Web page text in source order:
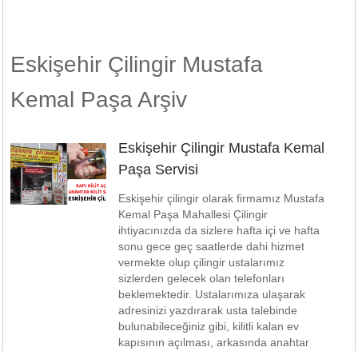
Eskişehir Çilingir Mustafa
Kemal Paşa Arşiv
Eskişehir Çilingir Mustafa Kemal
Paşa Servisi
Eskişehir çilingir olarak firmamız Mustafa
Kemal Paşa Mahallesi Çilingir
ihtiyacınızda da sizlere hafta içi ve hafta
sonu gece geç saatlerde dahi hizmet
vermekte olup çilingir ustalarımız
sizlerden gelecek olan telefonları
beklemektedir. Ustalarımıza ulaşarak
adresinizi yazdırarak usta talebinde
bulunabileceğiniz gibi, kilitli kalan ev
kapısının açılması, arkasında anahtar